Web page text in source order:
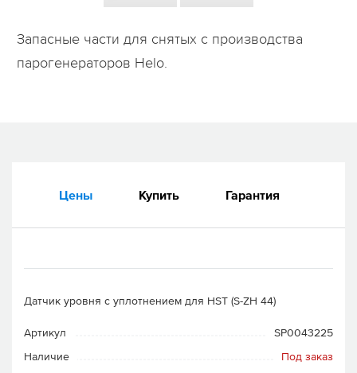
Запасные части для снятых с производства
парогенераторов Helo.
Цены Купить Гарантия
Датчик уровня с уплотнением для HST (S-ZH 44)
Артикул
SP0043225
Наличие
Под заказ